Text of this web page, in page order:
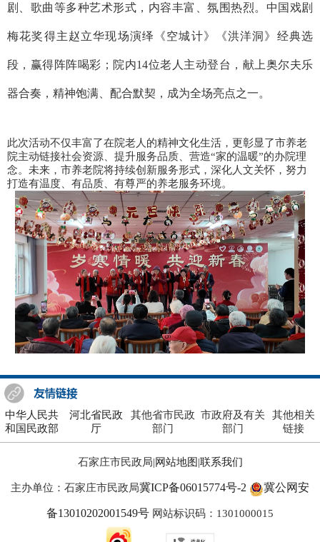
剧、歌曲等多种艺术形式，内容丰富、氛围热烈。中国戏剧
梅花奖得主赵立华现场演绎《空城计》《洪洋洞》经典选
段，赢得阵阵喝彩；院内14位老人主动登台，献上奥尔夫乐
器合奏，精神饱满、配合默契，成为全场亮点之一。
此次活动不仅丰富了在院老人的精神文化生活，更彰显了市养老
院主动链接社会资源、提升服务品质、营造“家的温暖”的办院理
念。未来，市养老院将持续创新服务形式，深化人文关怀，努力
打造有温度、有品质、有尊严的养老服务环境。
中华人民共
和国民政部
河北省民政
厅
其他省市民政
部门
市政府及有关
部门
其他相关
链接
石家庄市民政局|网站地图 |联系我们
主办单位：石家庄市民政局冀ICP备06015774号-2 冀公网安
备13010202001549号 网站标识码：1301000015